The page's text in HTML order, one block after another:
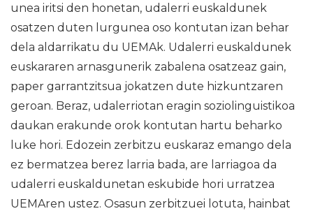
unea iritsi den honetan, udalerri euskaldunek
osatzen duten lurgunea oso kontutan izan behar
dela aldarrikatu du UEMAk. Udalerri euskaldunek
euskararen arnasgunerik zabalena osatzeaz gain,
paper garrantzitsua jokatzen dute hizkuntzaren
geroan. Beraz, udalerriotan eragin soziolinguistikoa
daukan erakunde orok kontutan hartu beharko
luke hori. Edozein zerbitzu euskaraz emango dela
ez bermatzea berez larria bada, are larriagoa da
udalerri euskaldunetan eskubide hori urratzea
UEMAren ustez. Osasun zerbitzuei lotuta, hainbat